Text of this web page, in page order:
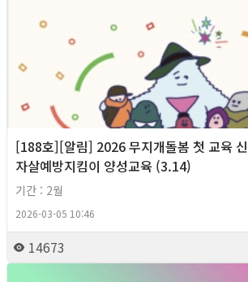
[188호][알림] 2026 무지개돌봄 첫 교육
자살예방지킴이 양성교육 (3.14)
기간 : 2월
2026-03-05 10:46
14673